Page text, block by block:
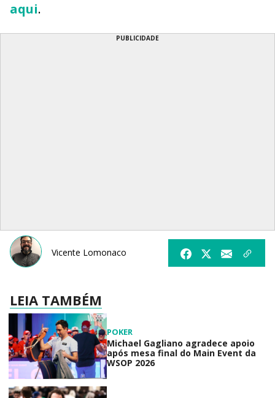
aqui.
PUBLICIDADE
Vicente Lomonaco
LEIA TAMBÉM
POKER
Michael Gagliano agradece apoio
após mesa final do Main Event da
WSOP 2026